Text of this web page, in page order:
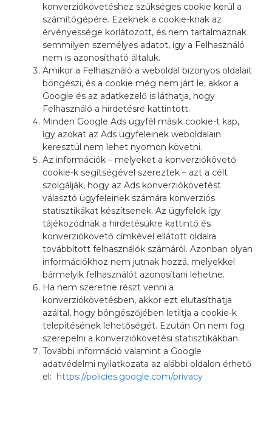
konverziókövetéshez szükséges cookie kerül a
számítógépére. Ezeknek a cookie-knak az
érvényessége korlátozott, és nem tartalmaznak
semmilyen személyes adatot, így a Felhasználó
nem is azonosítható általuk.
Amikor a Felhasználó a weboldal bizonyos oldalait
böngészi, és a cookie még nem járt le, akkor a
Google és az adatkezelő is láthatja, hogy
Felhasználó a hirdetésre kattintott.
Minden Google Ads ügyfél másik cookie-t kap,
így azokat az Ads ügyfeleinek weboldalain
keresztül nem lehet nyomon követni.
Az információk – melyeket a konverziókövető
cookie-k segítségével szereztek – azt a célt
szolgálják, hogy az Ads konverziókövetést
választó ügyfeleinek számára konverziós
statisztikákat készítsenek. Az ügyfelek így
tájékozódnak a hirdetésükre kattintó és
konverziókövető címkével ellátott oldalra
továbbított felhasználók számáról. Azonban olyan
információkhoz nem jutnak hozzá, melyekkel
bármelyik felhasználót azonosítani lehetne.
Ha nem szeretne részt venni a
konverziókövetésben, akkor ezt elutasíthatja
azáltal, hogy böngészőjében letiltja a cookie-k
telepítésének lehetőségét. Ezután Ön nem fog
szerepelni a konverziókövetési statisztikákban.
További információ valamint a Google
adatvédelmi nyilatkozata az alábbi oldalon érhető
el: https://policies.google.com/privacy